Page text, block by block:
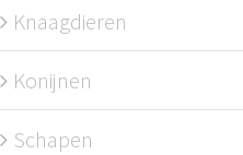
Knaagdieren
Konijnen
Schapen